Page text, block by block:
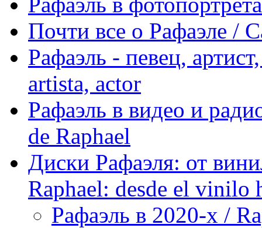
Почти все о Рафаэле /
Рафаэль - певец,
artista, actor
Рафаэль в видео и
de Raphael
Диски Рафаэля: от
Raphael: desde el vinilo
Рафаэль в 2020-х /